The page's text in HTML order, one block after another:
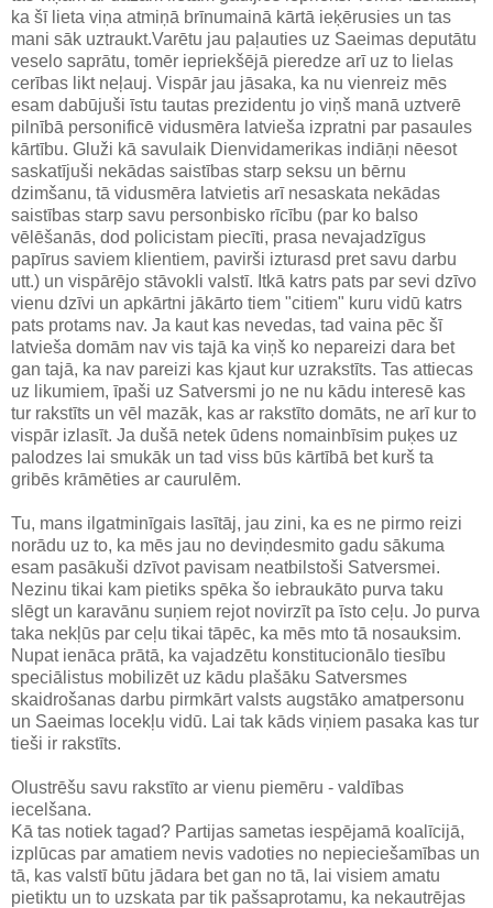
ka šī lieta viņa atmiņā brīnumainā kārtā ieķērusies un tas
mani sāk uztraukt.Varētu jau paļauties uz Saeimas deputātu
veselo saprātu, tomēr iepriekšējā pieredze arī uz to lielas
cerības likt neļauj. Vispār jau jāsaka, ka nu vienreiz mēs
esam dabūjuši īstu tautas prezidentu jo viņš manā uztverē
pilnībā personificē vidusmēra latvieša izpratni par pasaules
kārtību. Gluži kā savulaik Dienvidamerikas indiāņi nēesot
saskatījuši nekādas saistības starp seksu un bērnu
dzimšanu, tā vidusmēra latvietis arī nesaskata nekādas
saistības starp savu personbisko rīcību (par ko balso
vēlēšanās, dod policistam piecīti, prasa nevajadzīgus
papīrus saviem klientiem, pavirši izturasd pret savu darbu
utt.) un vispārējo stāvokli valstī. Itkā katrs pats par sevi dzīvo
vienu dzīvi un apkārtni jākārto tiem "citiem" kuru vidū katrs
pats protams nav. Ja kaut kas nevedas, tad vaina pēc šī
latvieša domām nav vis tajā ka viņš ko nepareizi dara bet
gan tajā, ka nav pareizi kas kjaut kur uzrakstīts. Tas attiecas
uz likumiem, īpaši uz Satversmi jo ne nu kādu interesē kas
tur rakstīts un vēl mazāk, kas ar rakstīto domāts, ne arī kur to
vispār izlasīt. Ja dušā netek ūdens nomainbīsim puķes uz
palodzes lai smukāk un tad viss būs kārtībā bet kurš ta
gribēs krāmēties ar caurulēm.
Tu, mans ilgatminīgais lasītāj, jau zini, ka es ne pirmo reizi
norādu uz to, ka mēs jau no deviņdesmito gadu sākuma
esam pasākuši dzīvot pavisam neatbilstoši Satversmei.
Nezinu tikai kam pietiks spēka šo iebraukāto purva taku
slēgt un karavānu suņiem rejot novirzīt pa īsto ceļu. Jo purva
taka nekļūs par ceļu tikai tāpēc, ka mēs mto tā nosauksim.
Nupat ienāca prātā, ka vajadzētu konstitucionālo tiesību
speciālistus mobilizēt uz kādu plašāku Satversmes
skaidrošanas darbu pirmkārt valsts augstāko amatpersonu
un Saeimas locekļu vidū. Lai tak kāds viņiem pasaka kas tur
tieši ir rakstīts.
Olustrēšu savu rakstīto ar vienu piemēru - valdības
iecelšana.
Kā tas notiek tagad? Partijas sametas iespējamā koalīcijā,
izplūcas par amatiem nevis vadoties no nepieciešamības un
tā, kas valstī būtu jādara bet gan no tā, lai visiem amatu
pietiktu un to uzskata par tik pašsaprotamu, ka nekautrējas